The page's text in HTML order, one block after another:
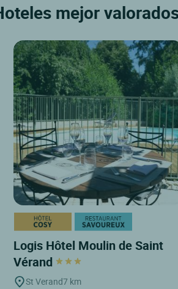
mejor
Logis Hôtel Moulin de Saint
Vérand
St Verand7 km